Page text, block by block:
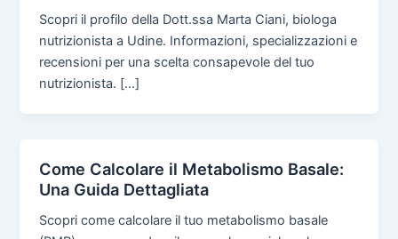
Scopri il profilo della Dott.ssa Marta Ciani, biologa
nutrizionista a Udine. Informazioni, specializzazioni e
recensioni per una scelta consapevole del tuo
nutrizionista. […]
Come Calcolare il Metabolismo Basale:
Una Guida Dettagliata
Scopri come calcolare il tuo metabolismo basale